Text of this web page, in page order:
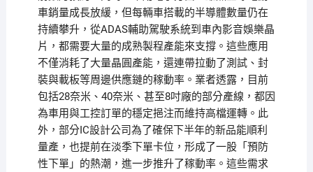
車銷量成長放緩，但每輛車搭載的半導體數量仍在
持續攀升，從ADAS輔助駕駛系統到車內影音娛樂晶
片，都需要大量的成熟製程產能來支撐。這些應用
不僅消耗了大量晶圓產能，還連帶拉動了測試、封
裝與載板等周邊供應鏈的稼動率。業者透露，目前
包括28奈米、40奈米、甚至8吋廠的部分產線，都因
為車用與工控訂單的穩定挹注而維持高檔運轉。此
外，部分IC設計公司為了確保下半年的新品能順利
量產，也提前在淡季下單卡位，形成了一股「預防
性下單」的熱潮，進一步推升了稼動率。這些需求